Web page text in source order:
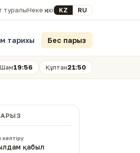
туралыНеке қиюSelect your language
KZ RU
тарихы Бес парыз
Шам19:56 Құптан21:50
қабыл